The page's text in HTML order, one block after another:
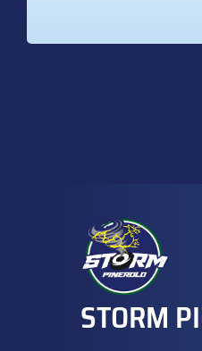
STORM